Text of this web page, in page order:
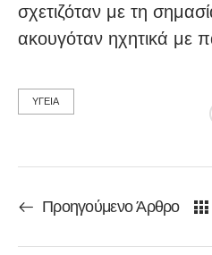
σχετιζόταν με τη
ακουγόταν ηχητικά με
ΥΓΕΙΑ
Προηγούμενο Άρθρο